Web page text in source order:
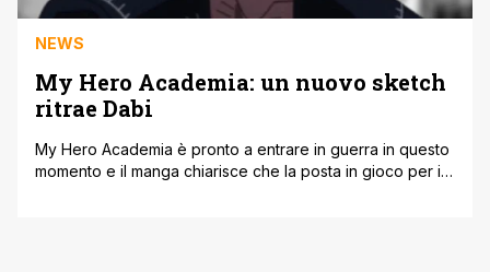
NEWS
My Hero Academia: un nuovo sketch
ritrae Dabi
My Hero Academia è pronto a entrare in guerra in questo
momento e il manga chiarisce che la posta in gioco per i